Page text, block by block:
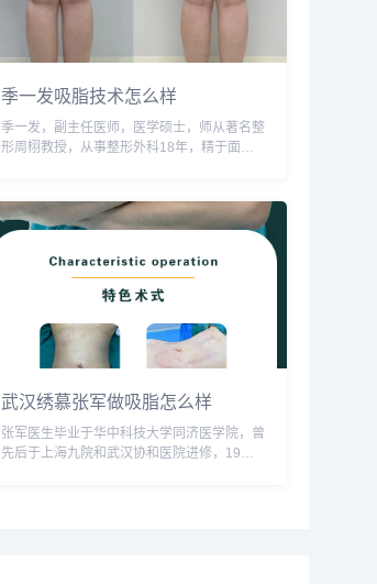
季一发吸脂技术怎么样
季一发，副主任医师，医学硕士，师从著名整
形周栩教授，从事整形外科18年，精于面部
直接拨打400-616-676...
武汉绣慕张军做吸脂怎么样
张军医生毕业于华中科技大学同济医学院，曾
先后于上海九院和武汉协和医院进修，19年